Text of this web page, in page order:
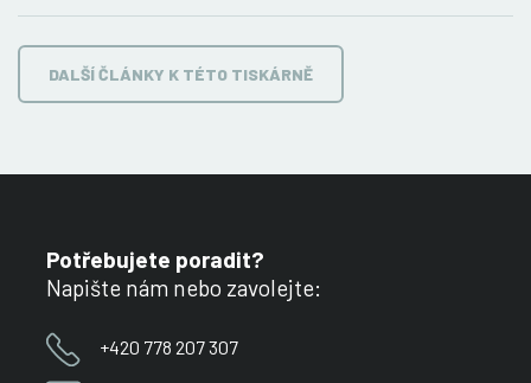
DALŠÍ ČLÁNKY K TÉTO TISKÁRNĚ
Potřebujete poradit?
Napište nám nebo zavolejte:
+420 778 207 307